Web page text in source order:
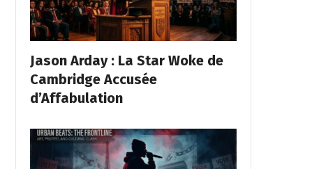
Jason Arday : La Star Woke de
Cambridge Accusée
d’Affabulation